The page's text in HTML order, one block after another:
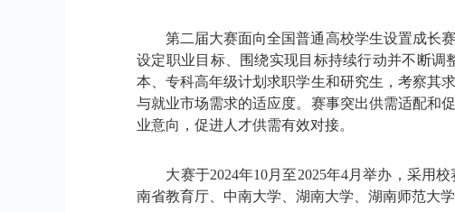
第二届大赛面向全国普通高校学生设置成长赛
设定职业目标、围绕实现目标持续行动并不断
本、专科高年级计划求职学生和研究生，考察其
与就业市场需求的适应度。赛事突出供需适配和
业意向，促进人才供需有效对接。
大赛于2024年10月至2025年4月举办，采用校
南省教育厅、中南大学、湖南大学、湖南师范大